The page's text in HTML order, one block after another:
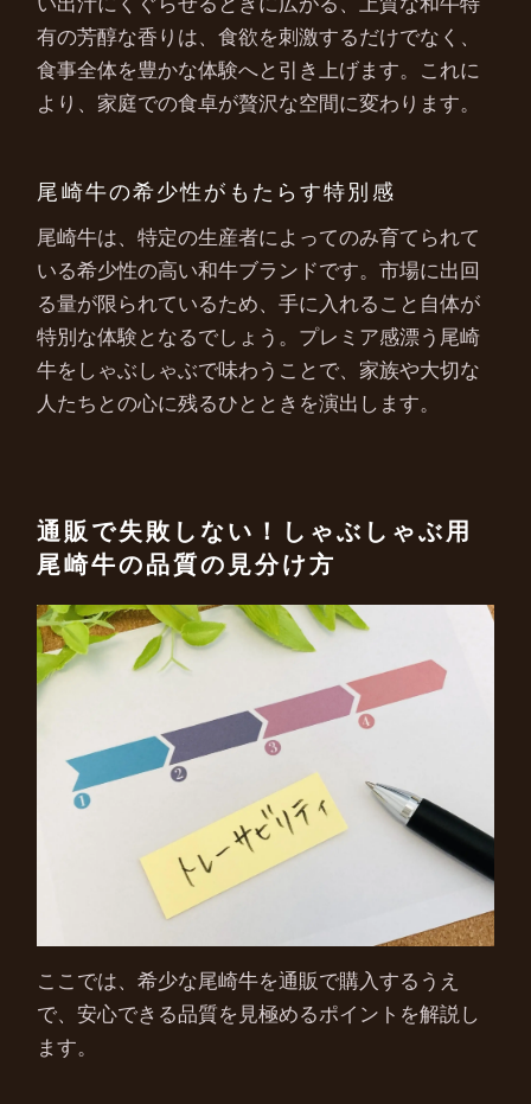
有の芳醇な香りは、食欲を刺激するだけでなく、
食事全体を豊かな体験へと引き上げます。これに
より、家庭での食卓が贅沢な空間に変わります。
尾崎牛の希少性がもたらす特別感
尾崎牛は、特定の生産者によってのみ育てられて
いる希少性の高い和牛ブランドです。市場に出回
る量が限られているため、手に入れること自体が
特別な体験となるでしょう。プレミア感漂う尾崎
牛をしゃぶしゃぶで味わうことで、家族や大切な
人たちとの心に残るひとときを演出します。
通販で失敗しない！しゃぶしゃぶ用
尾崎牛の品質の見分け方
ここでは、希少な尾崎牛を通販で購入するうえ
で、安心できる品質を見極めるポイントを解説し
ます。